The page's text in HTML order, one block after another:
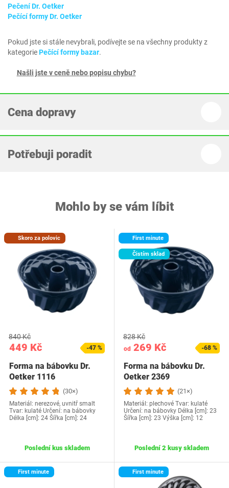
Pečení Dr. Oetker
Pečící formy Dr. Oetker
Pokud jste si stále nevybrali, podívejte se na všechny produkty z
kategoriePečící formy bazar.
Našli jste v ceně nebo popisu chybu?
Cena dopravy
Potřebuji poradit
Mohlo by se vám líbit
Skoro za polovic
449 Kč
840 Kč
-47 %
Forma na bábovku Dr.
Oetker 1116
(30×)
Materiál: nerezové, uvnitř smalt
Tvar: kulaté Určení: na bábovky
Délka [cm]: 24 Šířka [cm]: 24
Poslední kus skladem
First minute
Čistím sklad
od 269 Kč
828 Kč
-68 %
Forma na bábovku Dr.
Oetker 2369
(21×)
Materiál: plechové Tvar: kulaté
Určení: na bábovky Délka [cm]: 23
Šířka [cm]: 23 Výška [cm]: 12
Poslední 2 kusy skladem
First minute First minute